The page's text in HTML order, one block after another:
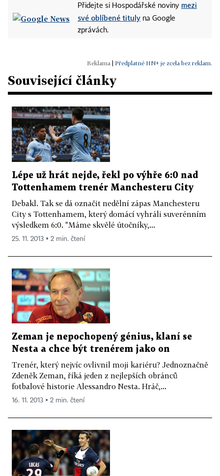
Přidejte si Hospodářské noviny mezi
své oblíbené tituly na Google
zprávách.
Předplatné HN+ je zcela bez reklam.
Související články
Lépe už hrát nejde, řekl po výhře 6:0 nad
Tottenhamem trenér Manchesteru City
Debakl. Tak se dá označit nedělní zápas Manchesteru
City s Tottenhamem, který domácí vyhráli suverénním
výsledkem 6:0. "Máme skvělé útočníky,...
25. 11. 2013 ▪ 2 min. čtení
Zeman je nepochopený génius, klaní se
Nesta a chce být trenérem jako on
Trenér, který nejvíc ovlivnil moji kariéru? Jednoznačně
Zdeněk Zeman, říká jeden z nejlepších obránců
fotbalové historie Alessandro Nesta. Hráč,...
16. 11. 2013 ▪ 2 min. čtení